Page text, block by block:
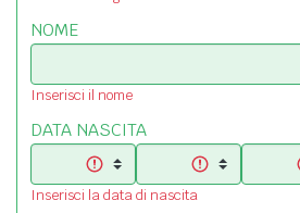
NOME
Inserisci il nome
DATA NASCITA
Inserisci la data di nascita